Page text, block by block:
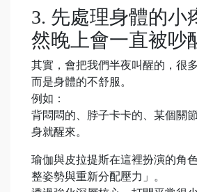
3. 先處理身體的小
然晚上會一直被吵
其實，會把我們半夜叫醒的，很
而是身體的不舒服。
例如：
背悶悶的、脖子卡卡的、某個關
身就醒來。
瑜伽與皮拉提斯在這裡扮演的角
整姿勢與重新分配壓力」。